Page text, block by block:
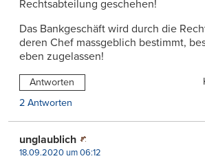
Rechtsabteilung geschehen!
Das Bankgeschäft wird durch die
deren Chef massgeblich bestimmt,
eben zugelassen!
Antworten
2 Antworten
unglaublich
18.09.2020 um 06:12